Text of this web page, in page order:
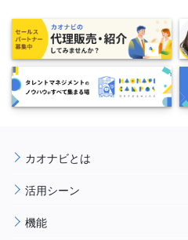
カオナビとは
活用シーン
機能